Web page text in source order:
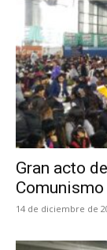
Gran acto
14 de diciembre de